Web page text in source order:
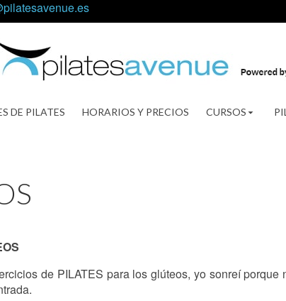
DE PILATES HORARIOS Y PRECIOS CURSOS
de PILATES para los glúteos, yo sonreí